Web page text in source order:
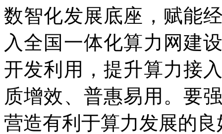
数智化发展底座，赋能
入全国一体化算力网建
开发利用，提升算力接
质增效、普惠易用。要
营造有利于算力发展的